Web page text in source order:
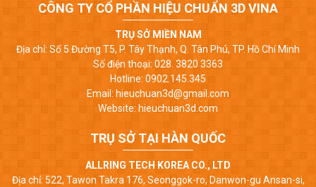
CÔNG TY CỔ PHẦN HIỆU CHUẨN 3D VINA
TRỤ SỞ MIỀN NAM
Địa chỉ: Số 5 Đường T5, P. Tây Thạnh, Q. Tân Phú, TP. Hồ Chí Minh
Số điện thoại: 028. 3820 3363
Hotline: 0902.145.345
Email: hieuchuan3d@gmail.com
Website: hieuchuan3d.com
TRỤ SỞ TẠI HÀN QUỐC
ALLRING TECH KOREA CO., LTD
Địa chỉ: 522, Tawon Takra 176, Seonggok-ro, Danwon-gu Ansan-si,